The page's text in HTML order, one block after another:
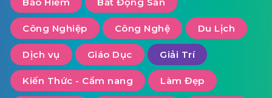
Công Nghiệp Công Nghệ Du Lịch
Dịch vụ Giáo Dục Giải Trí
Kiến Thức - Cẩm nang Làm Đẹp